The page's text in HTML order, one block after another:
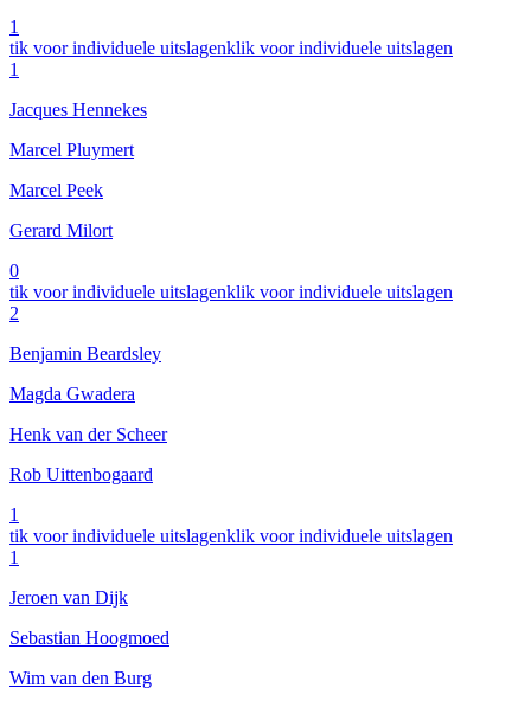
1
tik voor individuele uitslagenklik voor individuele uitslagen
1
Jacques Hennekes
Marcel Pluymert
Marcel Peek
Gerard Milort
0
tik voor individuele uitslagenklik voor individuele uitslagen
2
Benjamin Beardsley
Magda Gwadera
Henk van der Scheer
Rob Uittenbogaard
1
tik voor individuele uitslagenklik voor individuele uitslagen
1
Jeroen van Dijk
Sebastian Hoogmoed
Wim van den Burg